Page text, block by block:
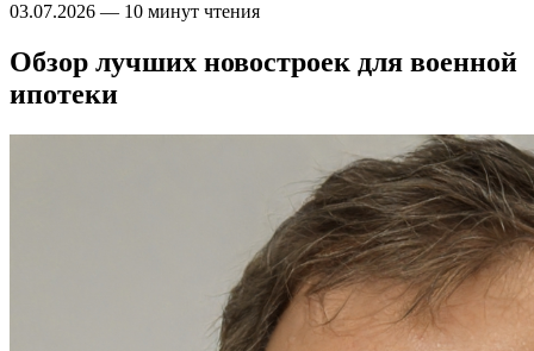
03.07.2026 — 10 минут чтения
Обзор лучших новостроек для военной
ипотеки​